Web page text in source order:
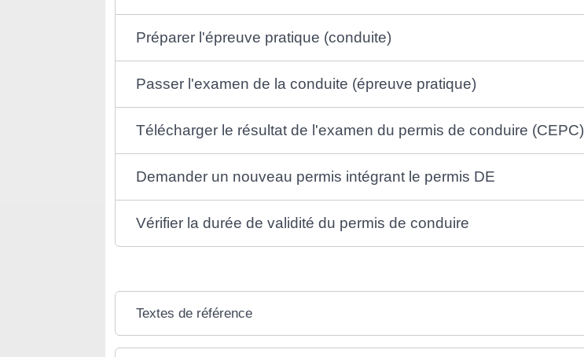
Préparer l'épreuve pratique (conduite)
Passer l'examen de la conduite (épreuve pratique)
Télécharger le résultat de l'examen du permis de conduire (CEPC)
Demander un nouveau permis intégrant le permis DE
Vérifier la durée de validité du permis de conduire
Textes de référence